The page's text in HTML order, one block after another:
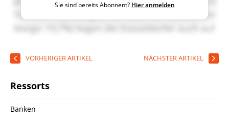
Sie sind bereits Abonnent? Hier anmelden
VORHERIGER ARTIKEL NÄCHSTER ARTIKEL
Ressorts
Banken